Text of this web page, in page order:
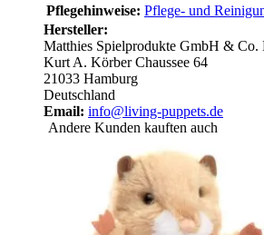
Pflegehinweise: Pflege- und
Hersteller:
Matthies Spielprodukte GmbH & Co.
Kurt A. Körber Chaussee 64
21033 Hamburg
Deutschland
Email: info@living-puppets.de
Andere Kunden kauften auch